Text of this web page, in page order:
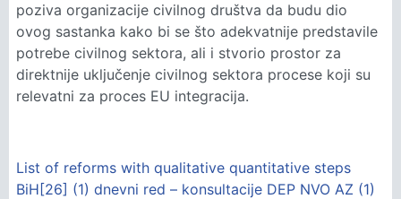
poziva organizacije civilnog društva da budu dio
ovog sastanka kako bi se što adekvatnije predstavile
potrebe civilnog sektora, ali i stvorio prostor za
direktnije uključenje civilnog sektora procese koji su
relevatni za proces EU integracija.
List of reforms with qualitative quantitative steps
BiH[26] (1) dnevni red – konsultacije DEP NVO AZ (1)